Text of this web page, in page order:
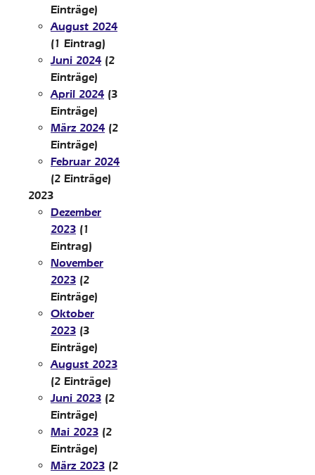
Einträge)
August 2024
(1 Eintrag)
Juni 2024 (2
Einträge)
April 2024 (3
Einträge)
März 2024 (2
Einträge)
Februar 2024
(2 Einträge)
2023
Dezember
2023 (1
Eintrag)
November
2023 (2
Einträge)
Oktober
2023 (3
Einträge)
August 2023
(2 Einträge)
Juni 2023 (2
Einträge)
Mai 2023 (2
Einträge)
März 2023 (2